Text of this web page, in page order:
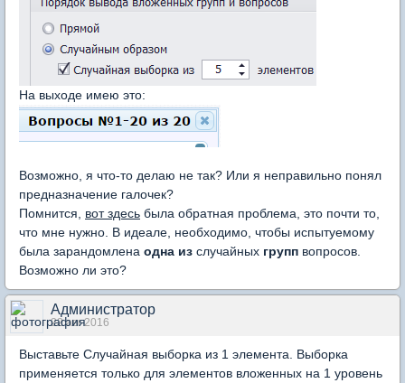
На выходе имею это:
Возможно, я что-то делаю не так? Или я неправильно понял
предназначение галочек?
Помнится, вот здесь была обратная проблема, это почти то,
что мне нужно. В идеале, необходимо, чтобы испытуемому
была зарандомлена одна из случайных групп вопросов.
Возможно ли это?
Администратор
22 авг 2016
Выставьте Случайная выборка из 1 элемента. Выборка
применяется только для элементов вложенных на 1 уровень